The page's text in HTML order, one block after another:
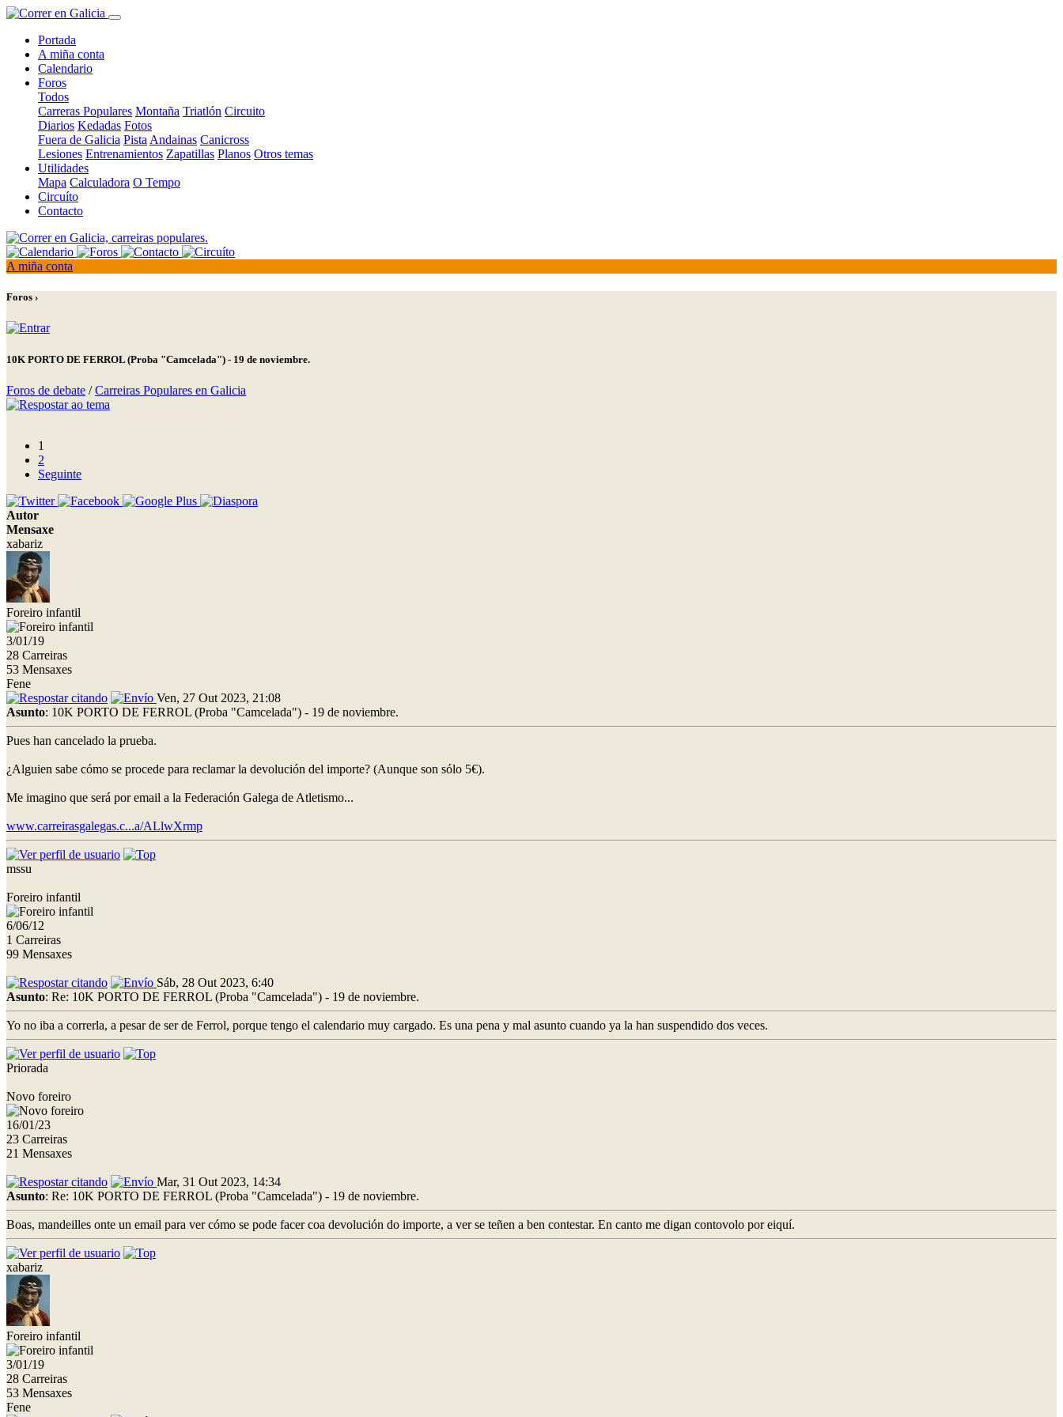
Portada
A miña conta
Calendario
Foros
Todos
Carreras Populares Montaña Triatlón Circuito
Diarios Kedadas Fotos
Fuera de Galicia Pista Andainas Canicross
Lesiones Entrenamientos Zapatillas Planos Otros temas
Utilidades
Mapa Calculadora O Tempo
Circuíto
Contacto
A miña conta
Foros ›
10K PORTO DE FERROL (Proba "Camcelada") - 19 de noviembre.
Foros de debate /Carreiras Populares en Galicia
1
2
Seguinte
Autor
Mensaxe
xabariz
Foreiro infantil
3/01/19
28 Carreiras
53 Mensaxes
Fene
Ven, 27 Out 2023, 21:08
Asunto: 10K PORTO DE FERROL (Proba "Camcelada") - 19 de noviembre.
Pues han cancelado la prueba.
¿Alguien sabe cómo se procede para reclamar la devolución del importe? (Aunque son sólo 5€).
Me imagino que será por email a la Federación Galega de Atletismo...
www.carreirasgalegas.c...a/ALlwXrmp
mssu
Foreiro infantil
6/06/12
1 Carreiras
99 Mensaxes
Sáb, 28 Out 2023, 6:40
Asunto: Re: 10K PORTO DE FERROL (Proba "Camcelada") - 19 de noviembre.
Yo no iba a correrla, a pesar de ser de Ferrol, porque tengo el calendario muy cargado. Es una pena y mal asunto cuando ya la han suspendido dos veces.
Priorada
Novo foreiro
16/01/23
23 Carreiras
21 Mensaxes
Mar, 31 Out 2023, 14:34
Asunto: Re: 10K PORTO DE FERROL (Proba "Camcelada") - 19 de noviembre.
Boas, mandeilles onte un email para ver cómo se pode facer coa devolución do importe, a ver se teñen a ben contestar. En canto me digan contovolo por eiquí.
xabariz
Foreiro infantil
3/01/19
28 Carreiras
53 Mensaxes
Fene